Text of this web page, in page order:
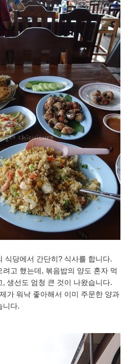
식당에서 간단히? 식사를 합니다.
려고 했는데, 볶음밥의 양도 혼자 먹
, 생선도 엄청 큰 것이 나왔습니다.
가 워낙 좋아해서 이미 주문한 양과
니다.